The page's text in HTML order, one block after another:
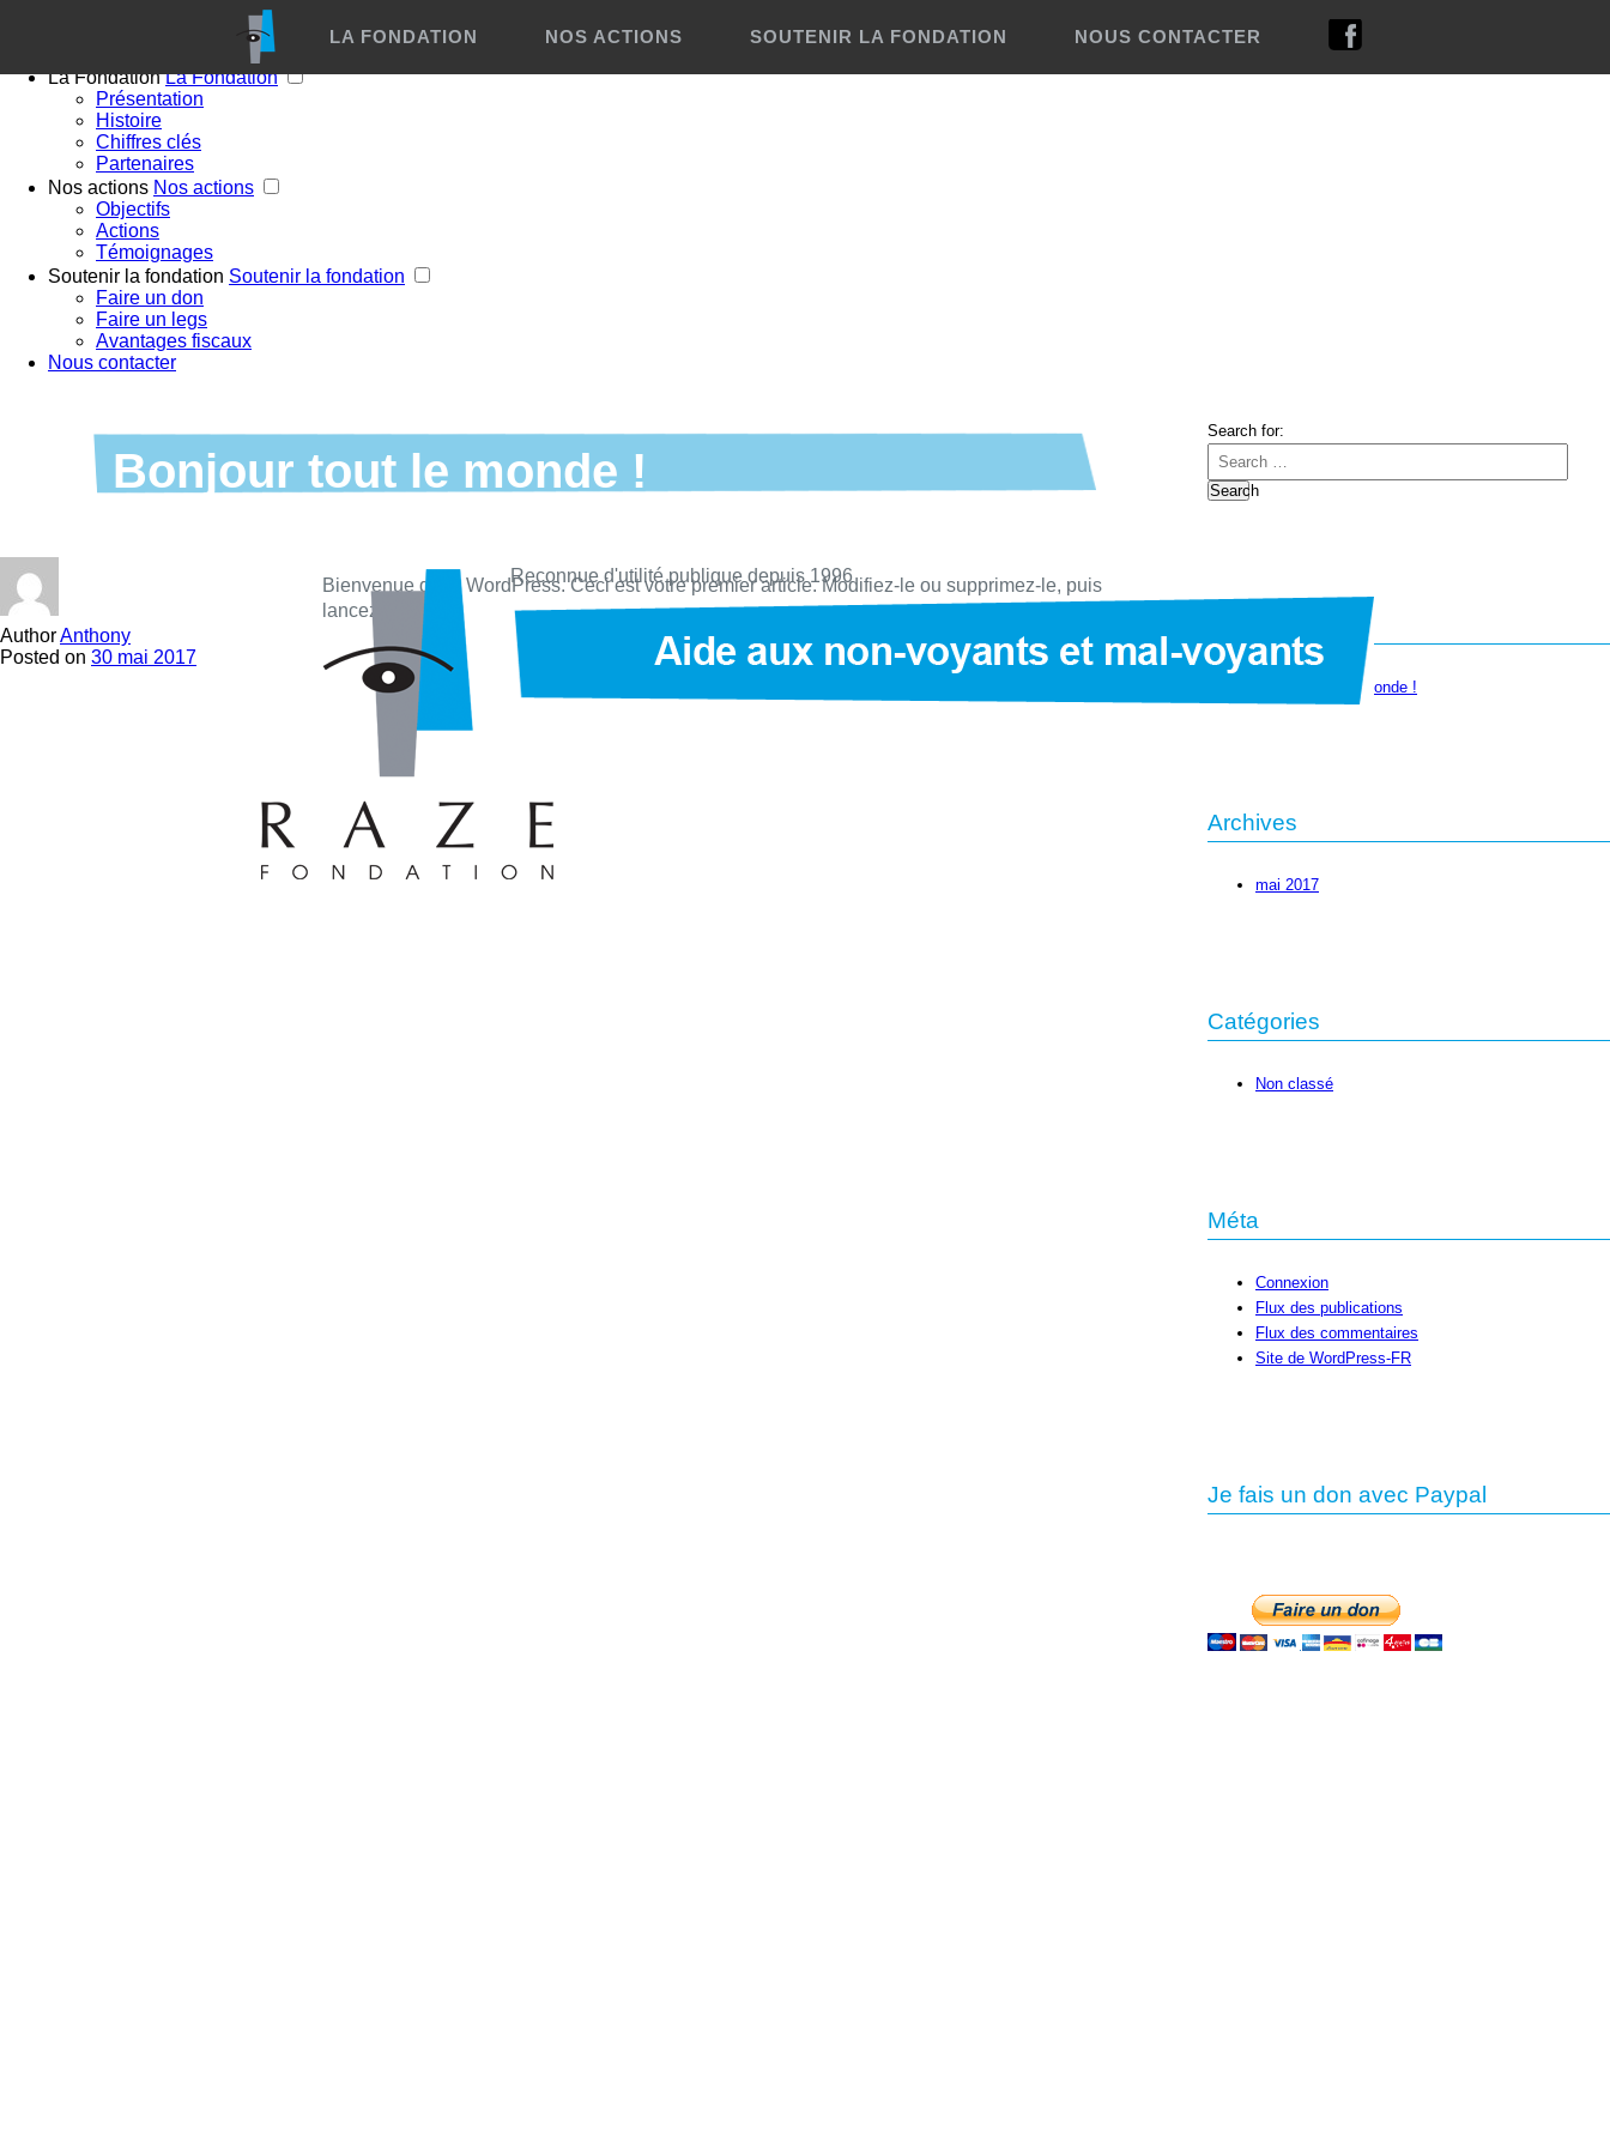
LA FONDATION
Partenaires
NOS ACTIONS SOUTENIR LA FONDATION NOUS CONTACTER
La Fondation La Fondation
Présentation
Histoire
Chiffres clés
Partenaires
Nos actions Nos actions
Objectifs
Actions
Témoignages
Soutenir la fondation Soutenir la fondation
Faire un don
Faire un legs
Avantages fiscaux
Nous contacter
Reconnue d'utilité publique depuis 1996
Bonjour tout le monde !
Bienvenue dans WordPress. Ceci est votre premier article. Modifiez-le ou supprimez-le, puis
lancez-vous !
AuthorAnthony
Posted on 30 mai 2017
Search for:
Search
Bonjour tout le monde !
Archives
mai 2017
Catégories
Non classé
Méta
Connexion
Flux des publications
Flux des commentaires
Site de WordPress-FR
Je fais un don avec Paypal